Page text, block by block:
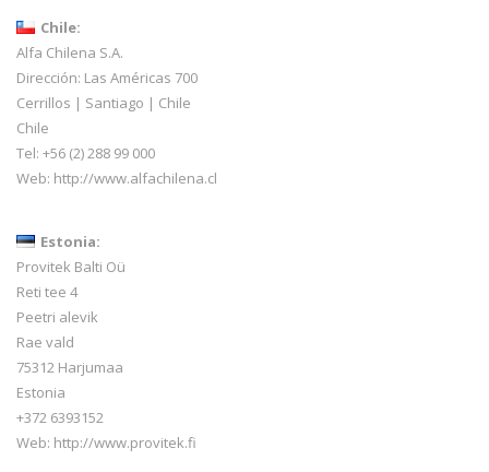
Chile:
Alfa Chilena S.A.
Dirección: Las Américas 700
Cerrillos | Santiago | Chile
Chile
Tel: +56 (2) 288 99 000
Web: http://www.alfachilena.cl
Estonia:
Provitek Balti Oü
Reti tee 4
Peetri alevik
Rae vald
75312 Harjumaa
Estonia
+372 6393152
Web: http://www.provitek.fi